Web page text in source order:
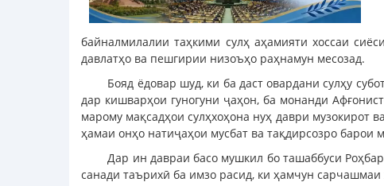
байналмилалии таҳкими сулҳ аҳамияти хоссаи
давлатҳо ва пешгирии низоъҳо раҳнамун месозад.
Бояд ёдовар шуд, ки ба даст овардани сулҳу
дар кишварҳои гуногуни ҷаҳон, ба монанди
марому мақсадҳои сулҳхоҳона нуҳ даври
ҳамаи онҳо натиҷаҳои мусбат ва тақдирсозро барои
Дар ин давраи басо мушкил бо ташаббуси
санади таърихӣ ба имзо расид, ки ҳамчун